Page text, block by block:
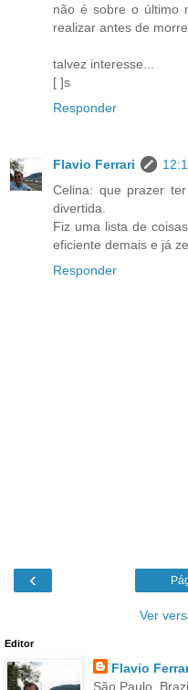
não é sobre o último
realizar antes de
talvez interesse...
[ ]s
Responder
Flavio Ferrari
Celina: que prazer
divertida.
Fiz uma lista de
eficiente demais e já
Responder
‹
Ver
Editor
Flavio
São Paulo,